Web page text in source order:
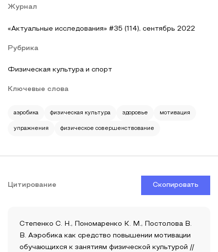
Журнал
«Актуальные исследования» #35 (114), сентябрь 2022
Рубрика
Физическая культура и спорт
Ключевые слова
аэробика физическая культура здоровье мотивация
упражнения физическое совершенствование
Цитирование Скопировать
Степенко С. Н., Пономаренко К. М., Постолова В.
В. Аэробика как средство повышении мотивации
обучающихся к занятиям физической культурой //